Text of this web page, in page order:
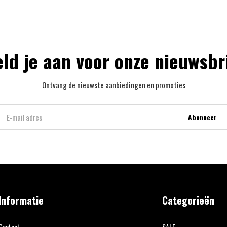
je aan voor onze
Ontvang de nieuwste aanbiedingen en promoties
Abonneer
Categorieën